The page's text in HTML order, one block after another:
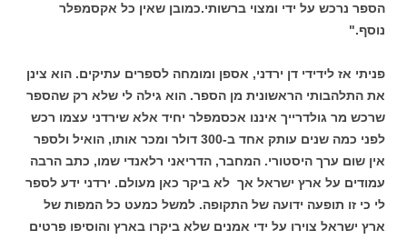
הספר נרכש על ידי ומצוי ברשותי.כמובן שאין כל אקסמפלר
נוסף."
פניתי אז לידידי דן ירדני, אספן ומומחה לספרים עתיקים. הוא צינן
את התלהבותי הראשונית מן הספר. הוא גילה לי שלא רק שהספר
שרכש מר גולדרייך איננו אכסמפלר יחיד אלא שירדני עצמו רכש
לפני כמה שנים עותק אחד ב-300 דולר ומכר אותו, הואיל ולספר
אין שום ערך היסטורי. המחבר, הדריאני רלאנדי שמו, כתב הרבה
עמודים על ארץ ישראל אך לא ביקר כאן מעולם. ירדני ידע לספר
לי כי זו תופעה ידועה של התקופה. למשל כמעט כל המפות של
ארץ ישראל צוירו על ידי אמנים שלא ביקרו בארץ והוסיפו פרטים